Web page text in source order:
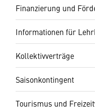
Finanzierung und
Informationen für
Kollektivverträge
Saisonkontingent
Tourismus und